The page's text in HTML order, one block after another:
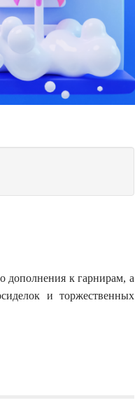
дополнения к гарнирам, а
и торжественных